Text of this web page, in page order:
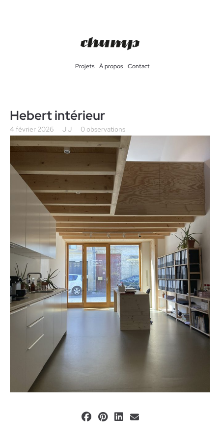
Projets À propos Contact
Hebert intérieur
4 février 2026 J J 0 observations